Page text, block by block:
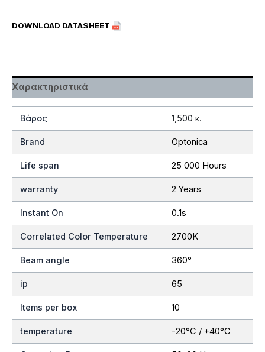
DOWNLOAD DATASHEET
Χαρακτηριστικά
Βάρος 1,500 κ.
Brand Optonica
Life span 25 000 Hours
warranty 2 Years
Instant On 0.1s
Correlated Color Temperature 2700K
Beam angle 360°
ip 65
Items per box 10
temperature -20°C / +40°C